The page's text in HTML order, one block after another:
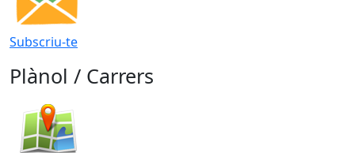
Subscriu-te
Plànol / Carrers